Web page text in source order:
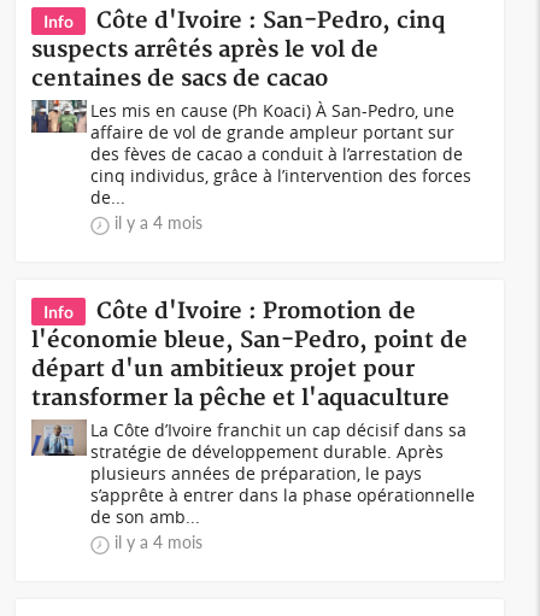
Info
Côte d'Ivoire : San-Pedro, cinq
suspects arrêtés après le vol de
centaines de sacs de cacao
Les mis en cause (Ph Koaci) À San-Pedro, une
affaire de vol de grande ampleur portant sur
des fèves de cacao a conduit à l’arrestation de
cinq individus, grâce à l’intervention des forces
de...
il y a 4 mois
Info
Côte d'Ivoire : Promotion de
l'économie bleue, San-Pedro, point de
départ d'un ambitieux projet pour
transformer la pêche et l'aquaculture
La Côte d’Ivoire franchit un cap décisif dans sa
stratégie de développement durable. Après
plusieurs années de préparation, le pays
s’apprête à entrer dans la phase opérationnelle
de son amb...
il y a 4 mois